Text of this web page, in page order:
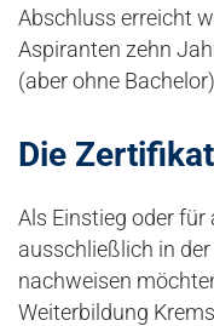
Abschluss erreicht
Aspiranten zehn
(aber ohne
Die
Als Einstieg oder für
ausschließlich in
nachweisen
Weiterbildung